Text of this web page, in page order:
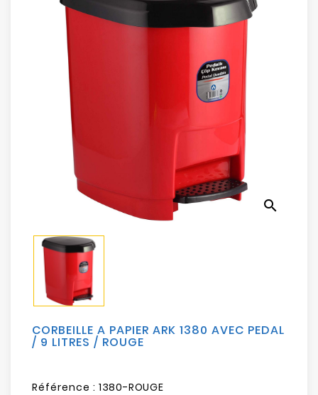
Impression
Stockage
Electroménager
Bureautique
Sécurité
Mobilités
Loisirs
search
CORBEILLE A PAPIER ARK 1380 AVEC PEDAL
/ 9 LITRES / ROUGE
Référence : 1380-ROUGE